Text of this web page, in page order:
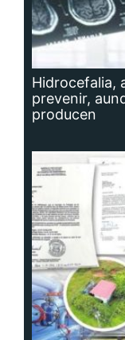
Hidrocefalia,
prevenir,
producen